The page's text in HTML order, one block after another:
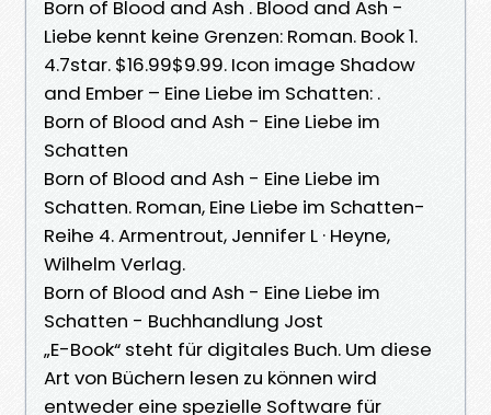
Born of Blood and Ash . Blood and Ash -
Liebe kennt keine Grenzen: Roman. Book 1.
4.7star. $16.99$9.99. Icon image Shadow
and Ember – Eine Liebe im Schatten: .
Born of Blood and Ash - Eine Liebe im
Schatten
Born of Blood and Ash - Eine Liebe im
Schatten. Roman, Eine Liebe im Schatten-
Reihe 4. Armentrout, Jennifer L · Heyne,
Wilhelm Verlag.
Born of Blood and Ash - Eine Liebe im
Schatten - Buchhandlung Jost
„E-Book“ steht für digitales Buch. Um diese
Art von Büchern lesen zu können wird
entweder eine spezielle Software für